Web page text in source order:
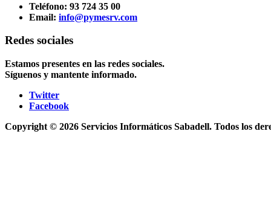
Teléfono: 93 724 35 00
Email: info@pymesrv.com
Redes sociales
Estamos presentes en las redes sociales.
Síguenos y mantente informado.
Twitter
Facebook
Copyright © 2026 Servicios Informáticos Sabadell. Todos los